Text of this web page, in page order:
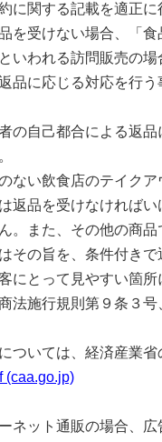
に関する記載を適正に
を受けない場合、「
いわれる訪問販売の
品に応じる対応を行
の自己都合による返品
ない飲食店のテイクア
返品を受けなければ
。また、その他の商
その旨を、条件付き
にとって見やすい箇所
法施行規則第９条３号
ついては、経済産業
(caa.go.jp)
ネット通販の場合、広